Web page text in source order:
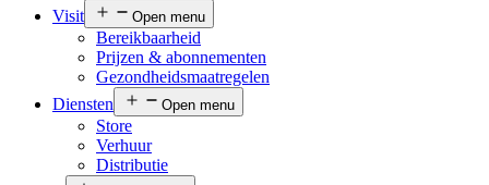
Visit
Open menu
Bereikbaarheid
Prijzen & abonnementen
Gezondheidsmaatregelen
Diensten
Open menu
Store
Verhuur
Distributie